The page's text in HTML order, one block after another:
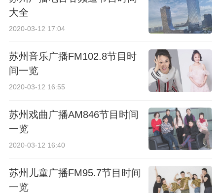
大全
2020-03-12 17:04
苏州音乐广播FM102.8节目时
间一览
2020-03-12 16:55
苏州戏曲广播AM846节目时间
一览
2020-03-12 16:40
苏州儿童广播FM95.7节目时间
一览